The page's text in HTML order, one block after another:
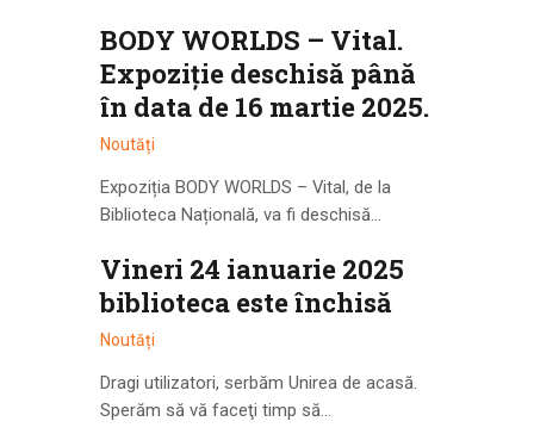
BODY WORLDS – Vital.
Expoziţie deschisă până
în data de 16 martie 2025.
Noutăți
Expoziția BODY WORLDS – Vital, de la
Biblioteca Națională, va fi deschisă…
Vineri 24 ianuarie 2025
biblioteca este închisă
Noutăți
Dragi utilizatori, serbăm Unirea de acasă.
Sperăm să vă faceţi timp să…